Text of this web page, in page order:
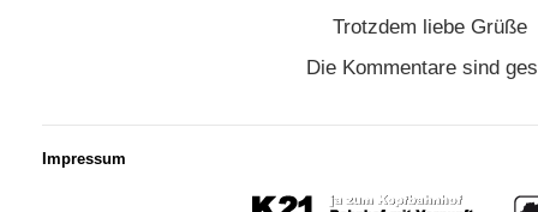
Trotzdem liebe Grüße
Die Kommentare sind
Impressum